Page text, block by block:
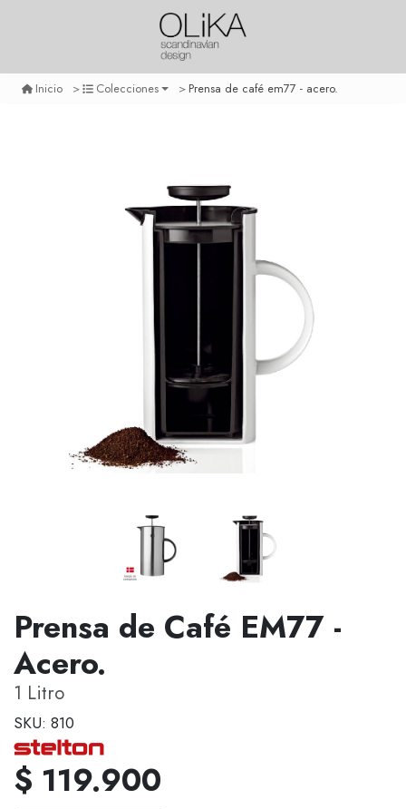
Inicio Colecciones Prensa de café em77 - acero.
Prensa de Café EM77 -
Acero.
1 Litro
SKU: 810
$ 119.900